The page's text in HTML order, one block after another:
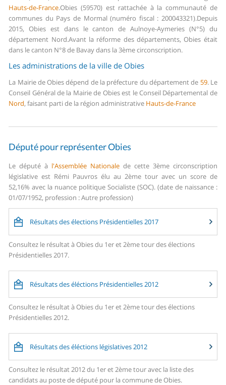
Hauts-de-France.Obies (59570) est rattachée à la communauté de
communes du Pays de Mormal (numéro fiscal : 200043321).Depuis
2015, Obies est dans le canton de Aulnoye-Aymeries (N°5) du
département Nord.Avant la réforme des départements, Obies était
dans le canton N°8 de Bavay dans la 3ème circonscription.
Les administrations de la ville de Obies
La Mairie de Obies dépend de la préfecture du département de 59.Le
Conseil Général de la Mairie de Obies est le Conseil Départemental de
Nord, faisant parti de la région administrative Hauts-de-France
Député pour représenter Obies
Le député à l'Assemblée Nationale de cette 3ème circonscription
législative est Rémi Pauvros élu au 2ème tour avec un score de
52,16% avec la nuance politique Socialiste (SOC). (date de naissance :
01/07/1952, profession : Autre profession)
Résultats des élections Présidentielles 2017
Consultez le résultat à Obies du 1er et 2ème tour des élections
Présidentielles 2017.
Résultats des éléctions Présidentielles 2012
Consultez le résultat à Obies du 1er et 2ème tour des élections
Présidentielles 2012.
Résultats des éléctions législatives 2012
Consultez le résultat 2012 du 1er et 2ème tour avec la liste des
candidats au poste de député pour la commune de Obies.